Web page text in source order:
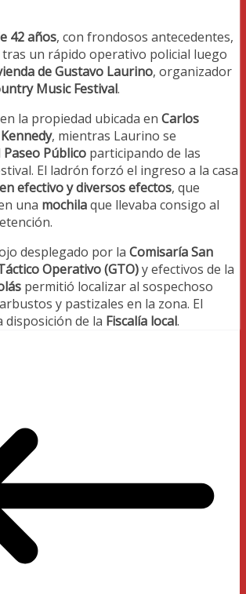
42 años, con frondosos antecedentes,
tras un rápido operativo policial luego
de Gustavo Laurino, organizador
Music Festival.
la propiedad ubicada en Carlos
, mientras Laurino se
Paseo Público participando de las
El ladrón forzó el ingreso a la casa
efectivo y diversos efectos, que
una mochilaque llevaba consigo al
desplegado por la Comisaría San
Operativo (GTO)y efectivos de la
permitió localizar al sospechoso
y pastizales en la zona. El
disposición de la Fiscalía local.